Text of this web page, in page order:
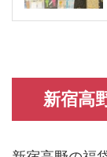
新宿高